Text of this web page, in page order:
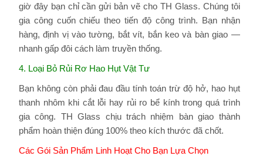
giờ đây bạn chỉ cần gửi bản vẽ cho TH Glass. Chúng tôi
gia công cuốn chiếu theo tiến độ công trình. Bạn nhận
hàng, định vị vào tường, bắt vít, bắn keo và bàn giao —
nhanh gấp đôi cách làm truyền thống.
4. Loại Bỏ Rủi Rơ Hao Hụt Vật Tư
Bạn không còn phải đau đầu tính toán trừ độ hở, hao hụt
thanh nhôm khi cắt lỗi hay rủi ro bể kính trong quá trình
gia công. TH Glass chịu trách nhiệm bàn giao thành
phẩm hoàn thiện đúng 100% theo kích thước đã chốt.
Các Gói Sản Phẩm Linh Hoạt Cho Bạn Lựa Chọn